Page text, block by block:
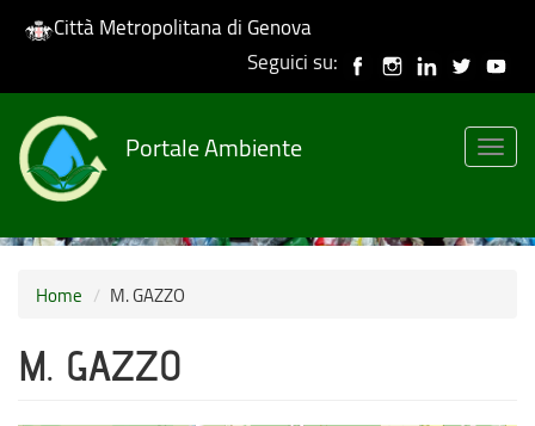
Skip
main
content
Città Metropolitana di Genova
Seguici su:
Portale Ambiente
Home M. GAZZO
M. GAZZO